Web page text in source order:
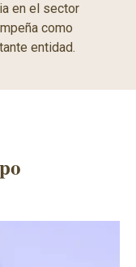
en el sector
como
entidad.